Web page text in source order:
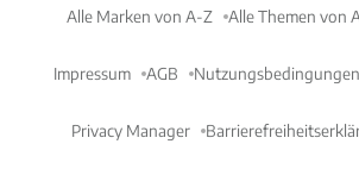
Alle Marken von A-Z Alle Themen von
Impressum AGB Nutzungsbedingungen
Privacy Manager